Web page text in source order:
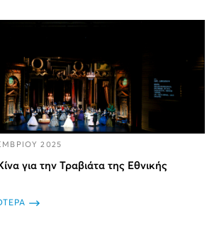
2025
για την Τραβιάτα της Εθνικής